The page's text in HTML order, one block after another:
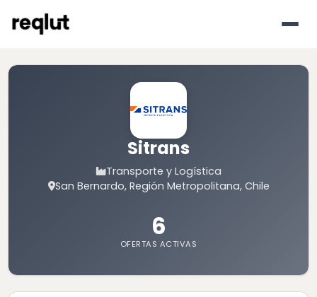
Sitrans
Transporte y Logística
San Bernardo, Región Metropolitana, Chile
6
OFERTAS ACTIVAS